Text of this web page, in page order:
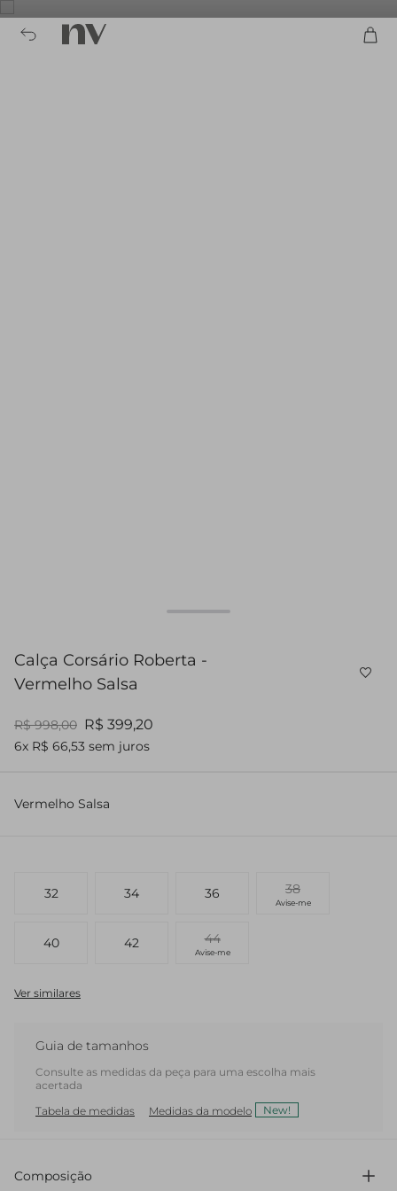
Calça Corsário Roberta -
Vermelho Salsa
R$ 998,00 R$ 399,20
6x R$ 66,53 sem juros
Vermelho Salsa
32 34 36 38
Avise-me
40 42 44
Avise-me
Ver similares
Guia de tamanhos
Consulte as medidas da peça para uma escolha mais
acertada
Tabela de medidas
Medidas da modelo New!
Composição